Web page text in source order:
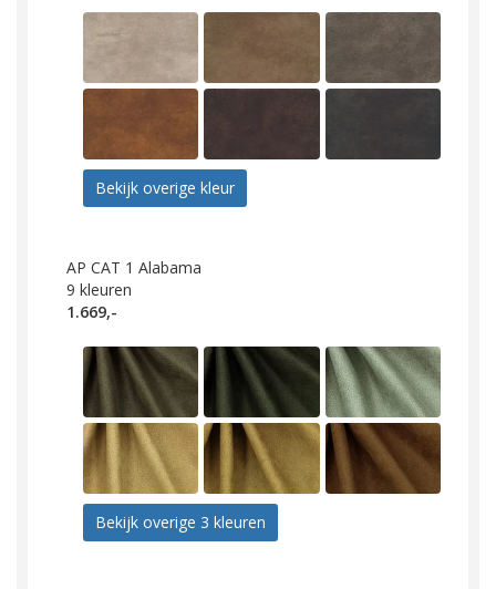
Bekijk overige kleur
AP CAT 1 Alabama
9 kleuren
1.669,-
Bekijk overige 3 kleuren